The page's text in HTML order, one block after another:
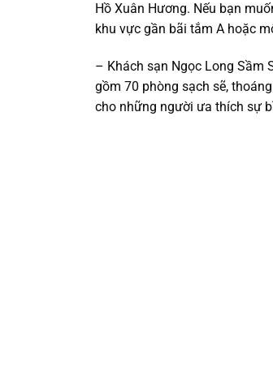
Hồ Xuân Hương. Nếu bạn
khu vực gần bãi tắm A hoặc
– Khách sạn Ngọc Long Sầm
gồm 70 phòng sạch sẽ,
cho những người ưa thích sự